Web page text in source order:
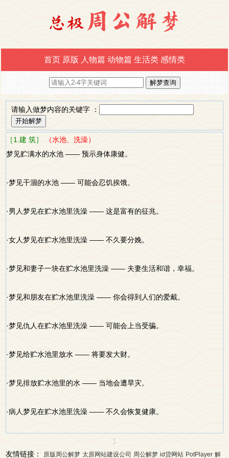
首页 原版 人物篇 动物篇 生活类 感情类
请输入做梦内容的关键字 ：
［1.建 筑］
（水池、洗澡）
梦见贮满水的水池 —— 预示身体康健。
·梦见干涸的水池 —— 可能会忍饥挨饿。
·男人梦见在贮水池里洗澡 —— 这是富有的征兆。
·女人梦见在贮水池里洗澡 —— 不久要分娩。
·梦见和妻子一块在贮水池里洗澡 —— 夫妻生活和谐，幸福。
·梦见和朋友在贮水池里洗澡 —— 你会得到人们的爱戴。
·梦见仇人在贮水池里洗澡 —— 可能会上当受骗。
·梦见给贮水池里放水 —— 将要发大财。
·梦见排放贮水池里的水 —— 当地会遭旱灾。
·病人梦见在贮水池里洗澡 —— 不久会恢复健康。
1
友情链接：
原版周公解梦 太原网站建设公司 周公解梦 id贷网站 PotPlayer 解